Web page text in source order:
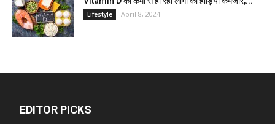
Lifestyle April 8, 2024
EDITOR PICKS